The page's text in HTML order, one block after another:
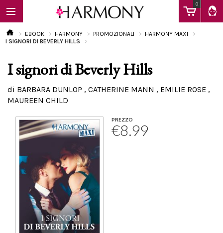
0
EBOOK
LIBRI
Calendario
EBOOK HARMONY PROMOZIONALI
HARMONY MAXI
I SIGNORI DI BEVERLY HILLS
I signori di Beverly Hills
di BARBARA DUNLOP , CATHERINE MANN , EMILIE ROSE ,
MAUREEN CHILD
PREZZO
€8.99